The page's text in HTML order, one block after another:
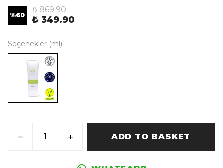
%60
₺ 869.90
₺ 349.90
Seçenekler (ml)
ADD TO BASKET